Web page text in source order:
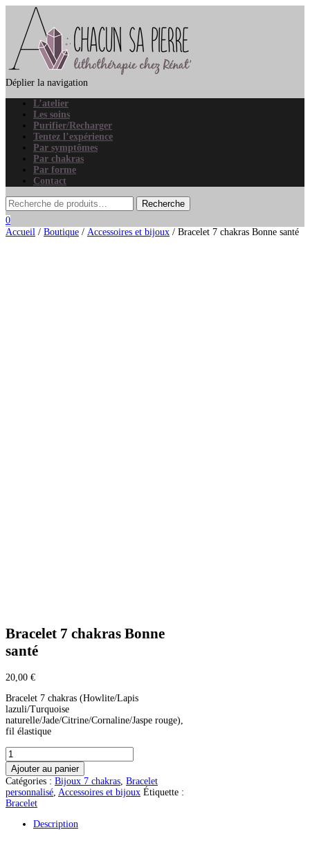
Déplier la navigation
L’atelier
Les soins
Purifier/Recharger
Tentez l’expérience
Par symptômes
Par chakras
Par forme
Contact
0
Accueil / Boutique / Accessoires et bijoux / Bracelet 7 chakras Bonne santé
Bracelet 7 chakras Bonne
santé
20,00 €
Bracelet 7 chakras (Howlite/Lapis
lazuli/Turquoise
naturelle/Jade/Citrine/Cornaline/Jaspe rouge),
fil élastique
quantité
de
Bracelet
7
chakras
Bonne
Ajouter au panier
Catégories : Bijoux 7 chakras Bracelet
personnalisé Accessoires et bijoux Étiquette :
Bracelet
Description